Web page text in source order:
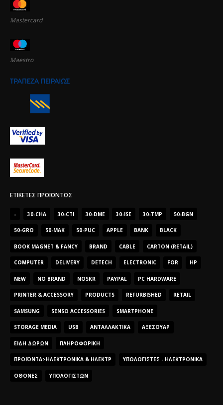
Mastercard
Maestro
ΕΤΙΚΈΤΕΣ ΠΡΟΪΌΝΤΟΣ
- 30-CHA 30-CTI 30-DME 30-ISE 30-TMP 50-BGN
50-GRO 50-MAK 50-PUC APPLE BANK BLACK
BOOK MAGNET & FANCY BRAND CABLE CARTON (RETAIL)
COMPUTER DELIVERY DETECH ELECTRONIC FOR HP
NEW NO BRAND NOSKR PAYPAL PC HARDWARE
PRINTER & ACCESSORY PRODUCTS REFURBISHED RETAIL
SAMSUNG SENSO ACCESSORIES SMARTPHONE
STORAGE MEDIA USB ΑΝΤΑΛΛΑΚΤΙΚΆ ΑΞΕΣΟΥΆΡ
ΕΊΔΗ ΔΏΡΩΝ ΠΛΗΡΟΦΟΡΙΚΉ
ΠΡΟΪΌΝΤΑ>ΗΛΕΚΤΡΟΝΙΚΆ & ΗΛΕΚΤΡ ΥΠΟΛΟΓΙΣΤΈΣ - ΗΛΕΚΤΡΟΝΙΚΆ
ΟΘΌΝΕΣ ΥΠΟΛΟΓΙΣΤΏΝ